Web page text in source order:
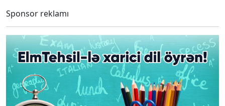
Sponsor reklamı